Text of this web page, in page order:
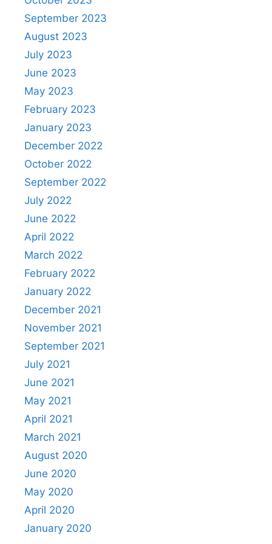
September 2023
August 2023
July 2023
June 2023
May 2023
February 2023
January 2023
December 2022
October 2022
September 2022
July 2022
June 2022
April 2022
March 2022
February 2022
January 2022
December 2021
November 2021
September 2021
July 2021
June 2021
May 2021
April 2021
March 2021
August 2020
June 2020
May 2020
April 2020
January 2020